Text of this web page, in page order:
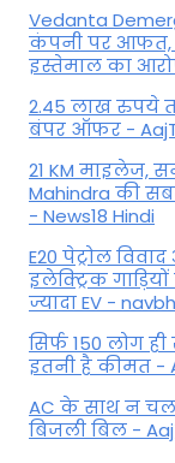
Vedanta
कंपनी पर आफत,
इस्तेमाल का
2.45 लाख रुपये
बंपर ऑफर -
21 KM माइलेज,
Mahindra की
- News18 Hindi
E20 पेट्रोल
इलेक्ट्रिक
ज्यादा EV -
सिर्फ 150 लोग
इतनी है कीमत -
AC के साथ न
बिजली बिल -